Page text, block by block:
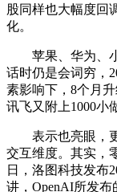
股同样也大幅度回
化。
苹果、华为、小
话时仍是会词穷，
素影响下，8个月
讯飞又附上1000小
表示也亮眼，更
交互维度。其实，
日，洛图科技发布
讲，OpenAI所发布